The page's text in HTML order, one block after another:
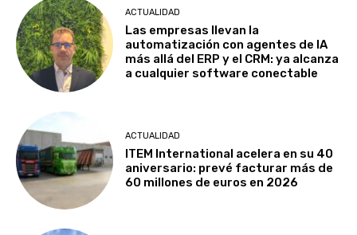
ACTUALIDAD
Las empresas llevan la
automatización con agentes de IA
más allá del ERP y el CRM: ya alcanza
a cualquier software conectable
ACTUALIDAD
ITEM International acelera en su 40
aniversario: prevé facturar más de
60 millones de euros en 2026